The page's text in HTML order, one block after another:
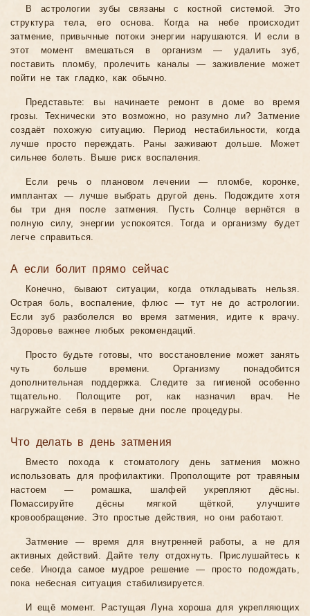
В астрологии зубы связаны с костной системой. Это
структура тела, его основа. Когда на небе происходит
затмение, привычные потоки энергии нарушаются. И если в
этот момент вмешаться в организм — удалить зуб,
поставить пломбу, пролечить каналы — заживление может
пойти не так гладко, как обычно.
Представьте: вы начинаете ремонт в доме во время
грозы. Технически это возможно, но разумно ли? Затмение
создаёт похожую ситуацию. Период нестабильности, когда
лучше просто переждать. Раны заживают дольше. Может
сильнее болеть. Выше риск воспаления.
Если речь о плановом лечении — пломбе, коронке,
имплантах — лучше выбрать другой день. Подождите хотя
бы три дня после затмения. Пусть Солнце вернётся в
полную силу, энергии успокоятся. Тогда и организму будет
легче справиться.
А если болит прямо сейчас
Конечно, бывают ситуации, когда откладывать нельзя.
Острая боль, воспаление, флюс — тут не до астрологии.
Если зуб разболелся во время затмения, идите к врачу.
Здоровье важнее любых рекомендаций.
Просто будьте готовы, что восстановление может занять
чуть больше времени. Организму понадобится
дополнительная поддержка. Следите за гигиеной особенно
тщательно. Полощите рот, как назначил врач. Не
нагружайте себя в первые дни после процедуры.
Что делать в день затмения
Вместо похода к стоматологу день затмения можно
использовать для профилактики. Прополощите рот травяным
настоем — ромашка, шалфей укрепляют дёсны.
Помассируйте дёсны мягкой щёткой, улучшите
кровообращение. Это простые действия, но они работают.
Затмение — время для внутренней работы, а не для
активных действий. Дайте телу отдохнуть. Прислушайтесь к
себе. Иногда самое мудрое решение — просто подождать,
пока небесная ситуация стабилизируется.
И ещё момент. Растущая Луна хороша для укрепляющих